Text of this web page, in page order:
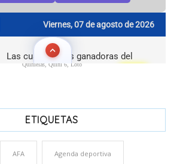
Quinielas, Quini 6, Loto
ETIQUETAS
AFA Agenda deportiva